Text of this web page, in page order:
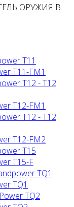
ОРУЖИЯ В
T11
T11-FM1
T12 - T12
T12-FM1
T12 - T12
T12-FM2
T15
T15-F
TQ1
TQ1
TQ2